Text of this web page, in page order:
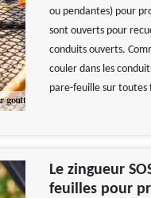
ou pendantes) pour
sont ouverts pour
conduits ouverts.
couler dans les
pare-feuille sur
Le zingueur
feuilles pour